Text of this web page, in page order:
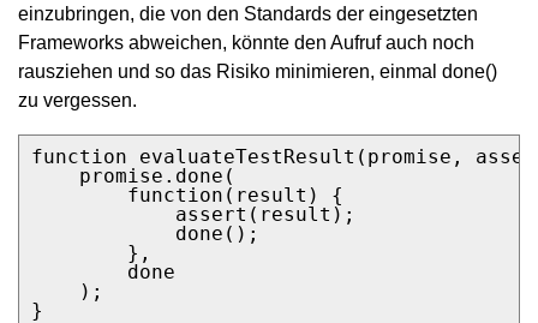
einzubringen, die von den Standards der eingesetzten
Frameworks abweichen, könnte den Aufruf auch noch
rausziehen und so das Risiko minimieren, einmal done()
zu vergessen.
function evaluateTestResult(promise,
    promise.done(
        function(result) {
            assert(result);
            done();
        },
        done
    );
}